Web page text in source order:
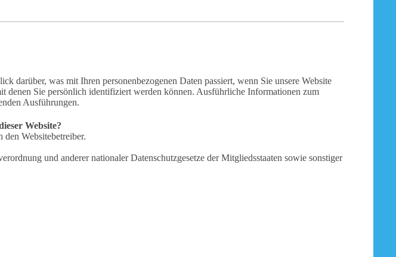
darüber, was mit Ihren personenbezogenen Daten passiert, wenn Sie unsere Website
denen Sie persönlich identifiziert werden können. Ausführliche Informationen zum
Ausführungen.
Website?
Websitebetreiber.
und anderer nationaler Datenschutzgesetze der Mitgliedsstaaten sowie sonstiger